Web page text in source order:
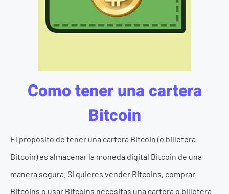
Como tener una cartera
Bitcoin
El propósito de tener una cartera Bitcoin (o billetera
Bitcoin) es almacenar la moneda digital Bitcoin de una
manera segura. Si quieres vender Bitcoins, comprar
Bitcoins o usar Bitcoins necesitas una cartera o billetera